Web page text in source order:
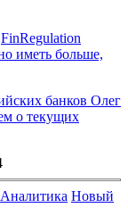
FinRegulation
иметь больше,
банков Олег
о текущих
Аналитика Новый